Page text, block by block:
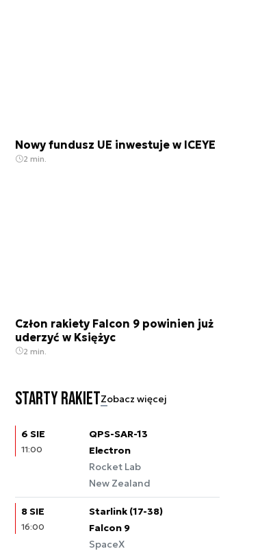
Nowy fundusz UE inwestuje w ICEYE
2 min.
Człon rakiety Falcon 9 powinien już
uderzyć w Księżyc
2 min.
Starty rakietZobacz więcej
6 SIE
11:00
QPS-SAR-13
Electron
Rocket Lab
New Zealand
8 SIE
16:00
Starlink (17-38)
Falcon 9
SpaceX